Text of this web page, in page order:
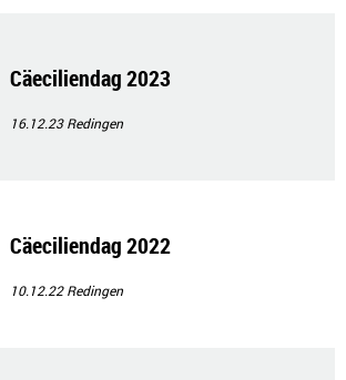
Cäeciliendag 2023
16.12.23Redingen
Cäeciliendag 2022
10.12.22Redingen